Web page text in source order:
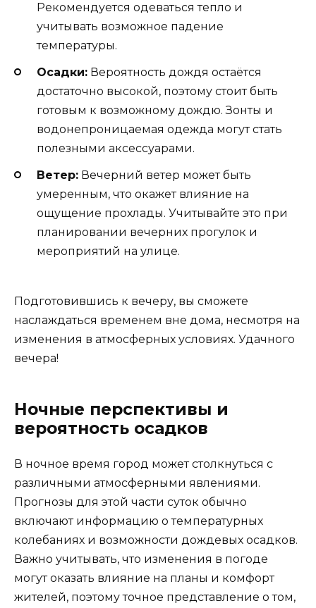
Рекомендуется одеваться тепло и
учитывать возможное падение
температуры.
Осадки: Вероятность дождя остаётся
достаточно высокой, поэтому стоит быть
готовым к возможному дождю. Зонты и
водонепроницаемая одежда могут стать
полезными аксессуарами.
Ветер: Вечерний ветер может быть
умеренным, что окажет влияние на
ощущение прохлады. Учитывайте это при
планировании вечерних прогулок и
мероприятий на улице.
Подготовившись к вечеру, вы сможете
наслаждаться временем вне дома, несмотря на
изменения в атмосферных условиях. Удачного
вечера!
Ночные перспективы и
вероятность осадков
В ночное время город может столкнуться с
различными атмосферными явлениями.
Прогнозы для этой части суток обычно
включают информацию о температурных
колебаниях и возможности дождевых осадков.
Важно учитывать, что изменения в погоде
могут оказать влияние на планы и комфорт
жителей, поэтому точное представление о том,